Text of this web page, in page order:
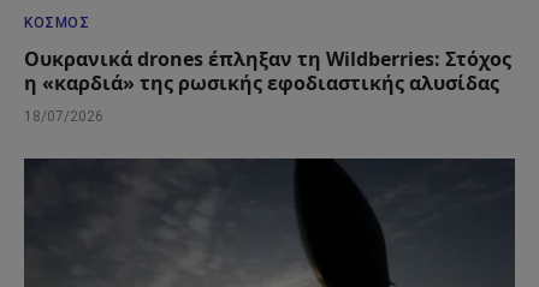
ΚΌΣΜΟΣ
Ουκρανικά drones έπληξαν τη Wildberries: Στόχος
η «καρδιά» της ρωσικής εφοδιαστικής αλυσίδας
18/07/2026